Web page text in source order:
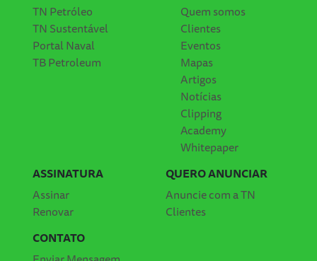
TN Petróleo
TN Sustentável
Portal Naval
TB Petroleum
Quem somos
Clientes
Eventos
Mapas
Artigos
Notícias
Clipping
Academy
Whitepaper
ASSINATURA
Assinar
Renovar
QUERO ANUNCIAR
Anuncie com a TN
Clientes
CONTATO